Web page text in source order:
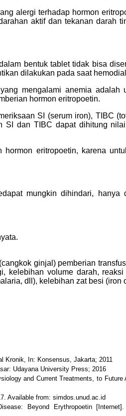
alergi terhadap hormon
aktif dan tekanan darah
bentuk tablet tidak bisa
dilakukan pada saat
mengalami anemia adalah
hormon eritropoetin.
SI (serum iron), TIBC
SI dan TIBC dapat dihitung
eritropoetin, karena
mungkin dihindari, hanya
ginjal) pemberian
kelebihan volume darah,
dll), kelebihan zat besi (iron
Kronik, In: Konsensus, Jakarta; 2011
Udayana University Press; 2016
and Current Treatments, to Future
Available from: simdos.unud.ac.id
Beyond Erythropoetin